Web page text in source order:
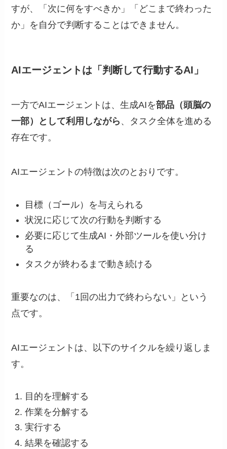
すが、「次に何をすべきか」「どこまで終わった
か」を自分で判断することはできません。
AIエージェントは「判断して行動するAI」
一方でAIエージェントは、生成AIを部品（頭脳の
一部）として利用しながら 、タスク全体を進める
存在です。
AIエージェントの特徴は次のとおりです。
目標（ゴール）を与えられる
状況に応じて次の行動を判断する
必要に応じて生成AI・外部ツールを使い分け
る
タスクが終わるまで動き続ける
重要なのは、「1回の出力で終わらない」という
点です。
AIエージェントは、以下のサイクルを繰り返しま
す。
目的を理解する
作業を分解する
実行する
結果を確認する